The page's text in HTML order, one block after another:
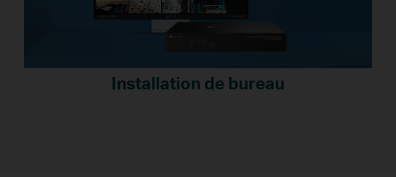
Installation de bureau